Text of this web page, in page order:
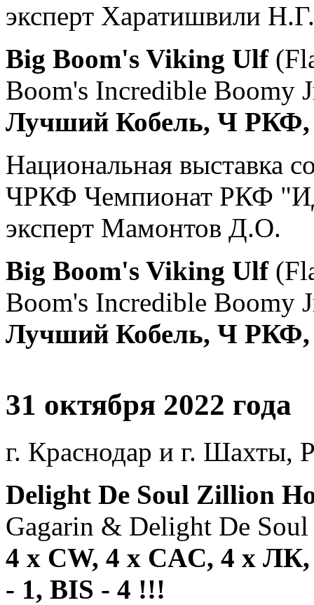
эксперт Харатишвили Н.Г.
Big Boom's Viking Ulf
Boom's Incredible Boomy
Лучший Кобель, Ч
Национальная выставка
ЧРКФ Чемпионат РКФ
эксперт Мамонтов Д.О.
Big Boom's Viking Ulf
Boom's Incredible Boomy
Лучший Кобель, Ч
31 октября 2022 года
г. Краснодар и г. Шахты,
Delight De Soul Zillion
Gagarin & Delight De
4 х CW, 4 х CAC, 4 х
- 1, BIS - 4 !!!